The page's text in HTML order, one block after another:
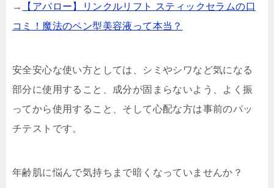
→
【アバロー】リンクルリフト スティックセラムの口
コミ！魔法のペン型美容液って本当？
安全安心な使い方としては、シミやシワなど気になる
部分に使用すること、成分が固まらないよう、よく振
ってから使用すること、そして心配な方は事前のパッ
チテストです。
年齢肌に悩んで気持ちまで暗くなっていませんか？